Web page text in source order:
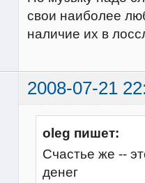
свои наиболее
наличие их в
2008-07-21
oleg пишет:
Счастье же --
денег